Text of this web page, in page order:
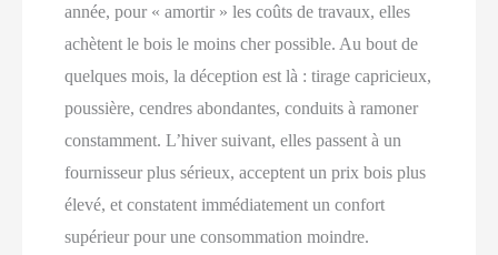
année, pour « amortir » les coûts de travaux, elles
achètent le bois le moins cher possible. Au bout de
quelques mois, la déception est là : tirage capricieux,
poussière, cendres abondantes, conduits à ramoner
constamment. L’hiver suivant, elles passent à un
fournisseur plus sérieux, acceptent un prix bois plus
élevé, et constatent immédiatement un confort
supérieur pour une consommation moindre.